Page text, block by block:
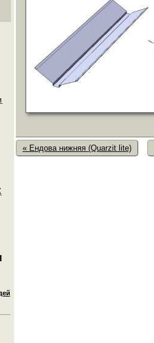
« Ендова нижняя (Quarzit lite)